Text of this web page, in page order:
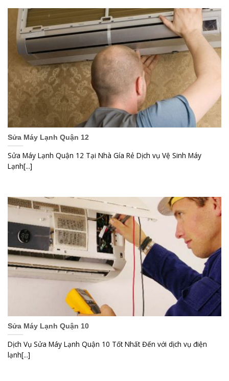
Sửa Máy Lạnh Quận 12
Sửa Máy Lạnh Quận 12 Tại Nhà Gía Rẻ Dịch vụ Vệ Sinh Máy
Lạnh[...]
Sửa Máy Lạnh Quận 10
Dịch Vụ Sửa Máy Lạnh Quận 10 Tốt Nhất Đến với dịch vụ điện
lạnh[...]